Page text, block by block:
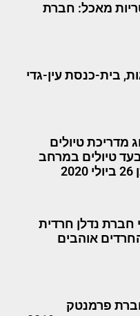
מאכל: חברת
בית-כנסת עין-גדי
ובלוג מדריכת טיולים
טיולים במרחב
חברת נדלן חרדית
אוהבים
חברת פרמנטק